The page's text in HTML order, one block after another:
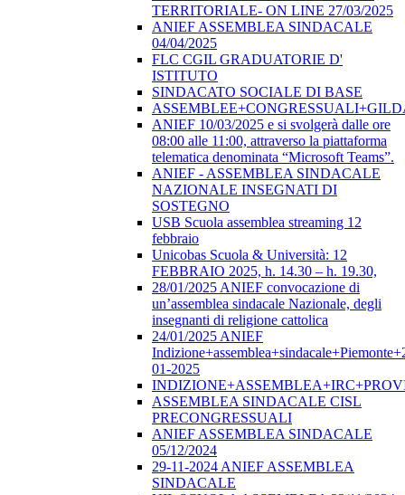
TERRITORIALE- ON LINE 27/03/2025
ANIEF ASSEMBLEA SINDACALE
04/04/2025
FLC CGIL GRADUATORIE D'
ISTITUTO
SINDACATO SOCIALE DI BASE
ANIEF 10/03/2025 e si svolgerà dalle ore
08:00 alle 11:00, attraverso la piattaforma
telematica denominata “Microsoft Teams”.
ANIEF - ASSEMBLEA SINDACALE
NAZIONALE INSEGNATI DI
SOSTEGNO
USB Scuola assemblea streaming 12
febbraio
Unicobas Scuola & Università: 12
FEBBRAIO 2025, h. 14.30 – h. 19.30,
28/01/2025 ANIEF convocazione di
un’assemblea sindacale Nazionale, degli
insegnanti di religione cattolica
24/01/2025 ANIEF
01-2025
ASSEMBLEA SINDACALE CISL
PRECONGRESSUALI
ANIEF ASSEMBLEA SINDACALE
05/12/2024
29-11-2024 ANIEF ASSEMBLEA
SINDACALE